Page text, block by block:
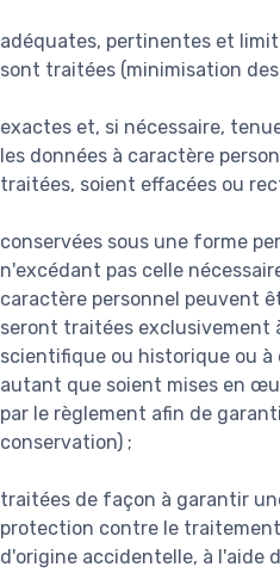
adéquates, pertinentes et
sont traitées (minimisation des
exactes et, si nécessaire,
les données à caractère
traitées, soient effacées ou
conservées sous une forme
n'excédant pas celle
caractère personnel peuvent
seront traitées exclusivement
scientifique ou historique ou
autant que soient mises en
par le règlement afin de
conservation) ;
traitées de façon à garantir
protection contre le
d'origine accidentelle, à l'aide